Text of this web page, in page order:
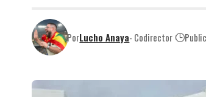
PorLucho Anaya- Codirector